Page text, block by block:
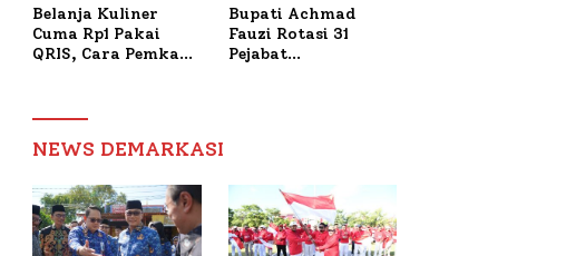
Belanja Kuliner
Cuma Rp1 Pakai
QRIS, Cara Pemkab
Bupati Achmad
Fauzi Rotasi 31
Pejabat
NEWS DEMARKASI